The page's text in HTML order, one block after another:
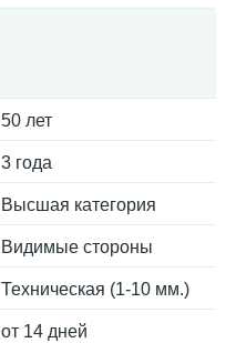
50 лет
3 года
Высшая категория
Видимые стороны
Техническая (1-10 мм.)
от 14 дней